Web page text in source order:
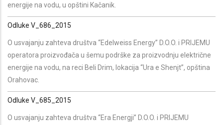
energije na vodu, u opštini Kačanik.
Odluke V_686_2015
O usvajanju zahteva društva “Edelweiss Energy” D.O.O. i PRIJEMU
operatora proizvođača u šemu podrške za proizvodnju električne
energije na vodu, na reci Beli Drim, lokacija “Ura e Shenjt”, opština
Orahovac.
Odluke V_685_2015
O usvajanju zahteva društva “Era Energji” D.O.O. i PRIJEMU